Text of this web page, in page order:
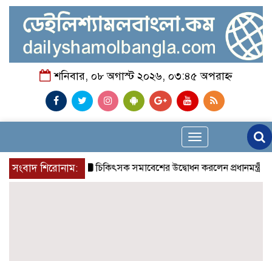
শনিবার, ০৮ অগাস্ট ২০২৬, ০৩:৪৫ অপরাহ্ন
Toggle
navigation
সংবাদ শিরোনাম:চিকিৎসক সমাবেশের উদ্বোধন করলেন প্রধানমন্ত্রী